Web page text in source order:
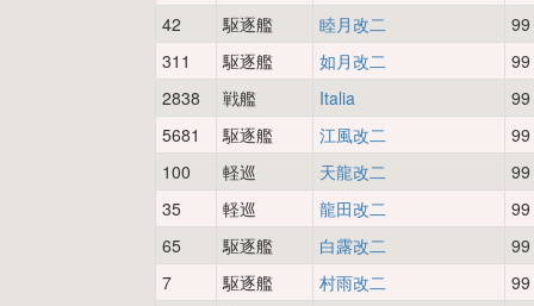
42
駆逐艦 睦月改二
99
311
駆逐艦 如月改二
99
2838
戦艦 Italia
99
5681
駆逐艦 江風改二
99
100
軽巡 天龍改二
99
35
軽巡 龍田改二
99
65
駆逐艦 白露改二
99
7
駆逐艦 村雨改二
99